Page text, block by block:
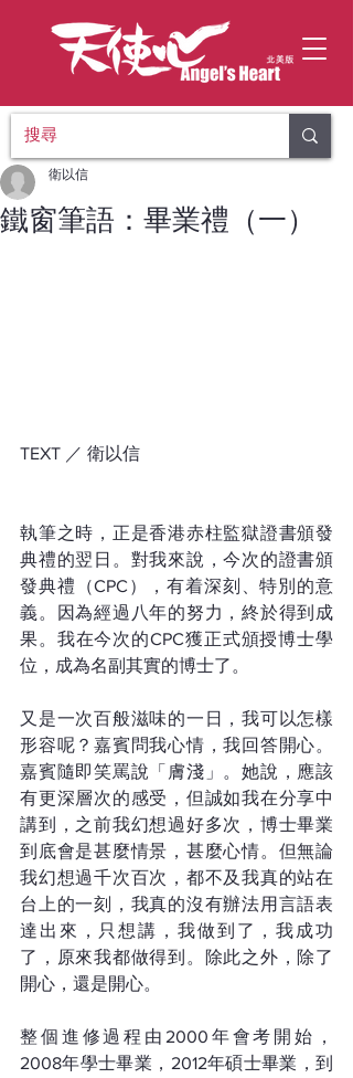
鐵窗筆語：畢業禮（一）
衛以信
TEXT ／ 衛以信
執筆之時，正是香港赤柱監獄證書頒發
典禮的翌日。對我來說，今次的證書頒
發典禮（CPC），有着深刻、特別的意
義。因為經過八年的努力，終於得到成
果。我在今次的CPC獲正式頒授博士學
位，成為名副其實的博士了。
又是一次百般滋味的一日，我可以怎樣
形容呢？嘉賓問我心情，我回答開心。
嘉賓隨即笑罵說「膚淺」。她說，應該
有更深層次的感受，但誠如我在分享中
講到，之前我幻想過好多次，博士畢業
到底會是甚麼情景，甚麼心情。但無論
我幻想過千次百次，都不及我真的站在
台上的一刻，我真的沒有辦法用言語表
達出來，只想講，我做到了，我成功
了，原來我都做得到。除此之外，除了
開心，還是開心。
整個進修過程由2000年會考開始，
2008年學士畢業，2012年碩士畢業，到